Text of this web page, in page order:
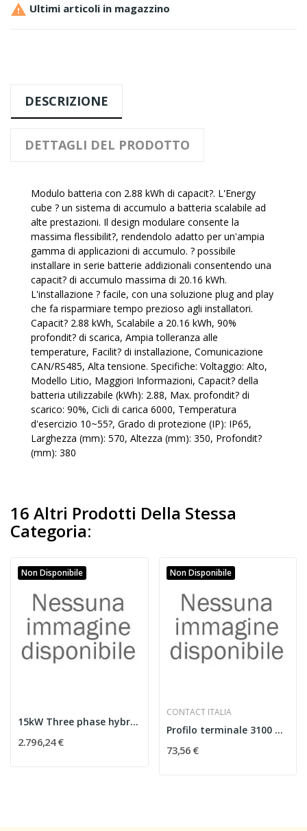
 Ultimi articoli in magazzino
DESCRIZIONE
DETTAGLI DEL PRODOTTO
Modulo batteria con 2.88 kWh di capacit?. L'Energy
cube ? un sistema di accumulo a batteria scalabile ad
alte prestazioni. Il design modulare consente la
massima flessibilit?, rendendolo adatto per un'ampia
gamma di applicazioni di accumulo. ? possibile
installare in serie batterie addizionali consentendo una
capacit? di accumulo massima di 20.16 kWh.
L'installazione ? facile, con una soluzione plug and play
che fa risparmiare tempo prezioso agli installatori.
Capacit? 2.88 kWh, Scalabile a 20.16 kWh, 90%
profondit? di scarica, Ampia tolleranza alle
temperature, Facilit? di installazione, Comunicazione
CAN/RS485, Alta tensione. Specifiche: Voltaggio: Alto,
Modello Litio, Maggiori Informazioni, Capacit? della
batteria utilizzabile (kWh): 2.88, Max. profondit? di
scarico: 90%, Cicli di carica 6000, Temperatura
d'esercizio 10~55?, Grado di protezione (IP): IP65,
Larghezza (mm): 570, Altezza (mm): 350, Profondit?
(mm): 380
16 Altri Prodotti Della Stessa
Categoria:
Non Disponibile
15kW Three phase hybrid inverter, 3MPPT, DC...
2.796,24 €
Non Disponibile
CONTACT ITALIA
Profilo terminale 3100 mm da 28 a 44mm
73,56 €